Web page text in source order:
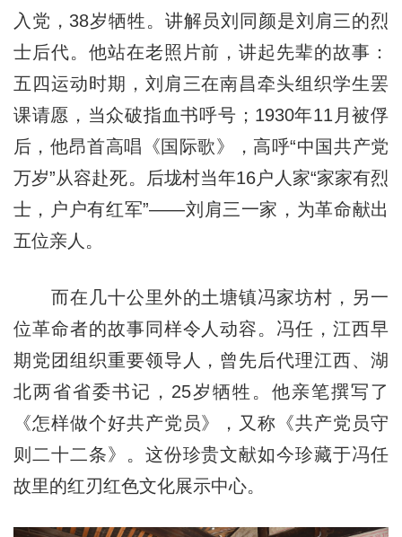
入党，38岁牺牲。讲解员刘同颜是刘肩三的烈
士后代。他站在老照片前，讲起先辈的故事：
五四运动时期，刘肩三在南昌牵头组织学生罢
课请愿，当众破指血书呼号；1930年11月被俘
后，他昂首高唱《国际歌》，高呼“中国共产党
万岁”从容赴死。后垅村当年16户人家“家家有烈
士，户户有红军”——刘肩三一家，为革命献出
五位亲人。
而在几十公里外的土塘镇冯家坊村，另一
位革命者的故事同样令人动容。冯任，江西早
期党团组织重要领导人，曾先后代理江西、湖
北两省省委书记，25岁牺牲。他亲笔撰写了
《怎样做个好共产党员》，又称《共产党员守
则二十二条》。这份珍贵文献如今珍藏于冯任
故里的红刃红色文化展示中心。